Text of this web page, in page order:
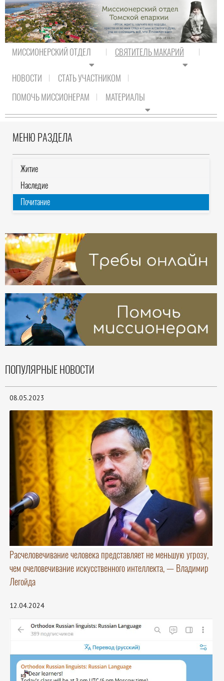
МИССИОНЕРСКИЙ ОТДЕЛ СВЯТИТЕЛЬ МАКАРИЙ
НОВОСТИ
СТАТЬ УЧАСТНИКОМ
ПОМОЧЬ МИССИОНЕРАМ
МАТЕРИАЛЫ
ПОЧИТАНИЕ
МЕНЮ РАЗДЕЛА
Житие
Наследие
Почитание
ПОПУЛЯРНЫЕ НОВОСТИ
08.05.2023
Расчеловечивание человека представляет не меньшую угрозу,
чем очеловечивание искусственного интеллекта, — Владимир
Легойда
12.04.2024